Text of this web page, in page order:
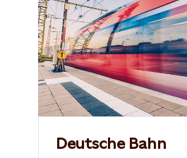
Deutsche Bahn